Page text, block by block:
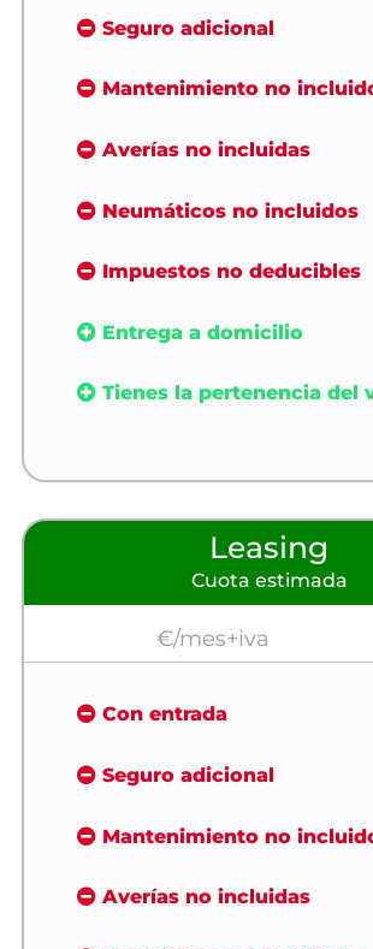
Seguro adicional
Mantenimiento no
Averías no incluidas
Neumáticos no incluidos
Impuestos no deducibles
Entrega a domicilio
Tienes la pertenencia del
Leasing
Cuota estimada
€/mes+iva
Con entrada
Seguro adicional
Mantenimiento no
Averías no incluidas